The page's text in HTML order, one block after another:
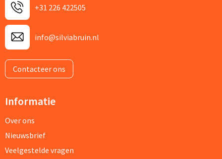
+31 226 422505
info@silviabruin.nl
Contacteer ons
Informatie
Over ons
Nieuwsbrief
Veelgestelde vragen